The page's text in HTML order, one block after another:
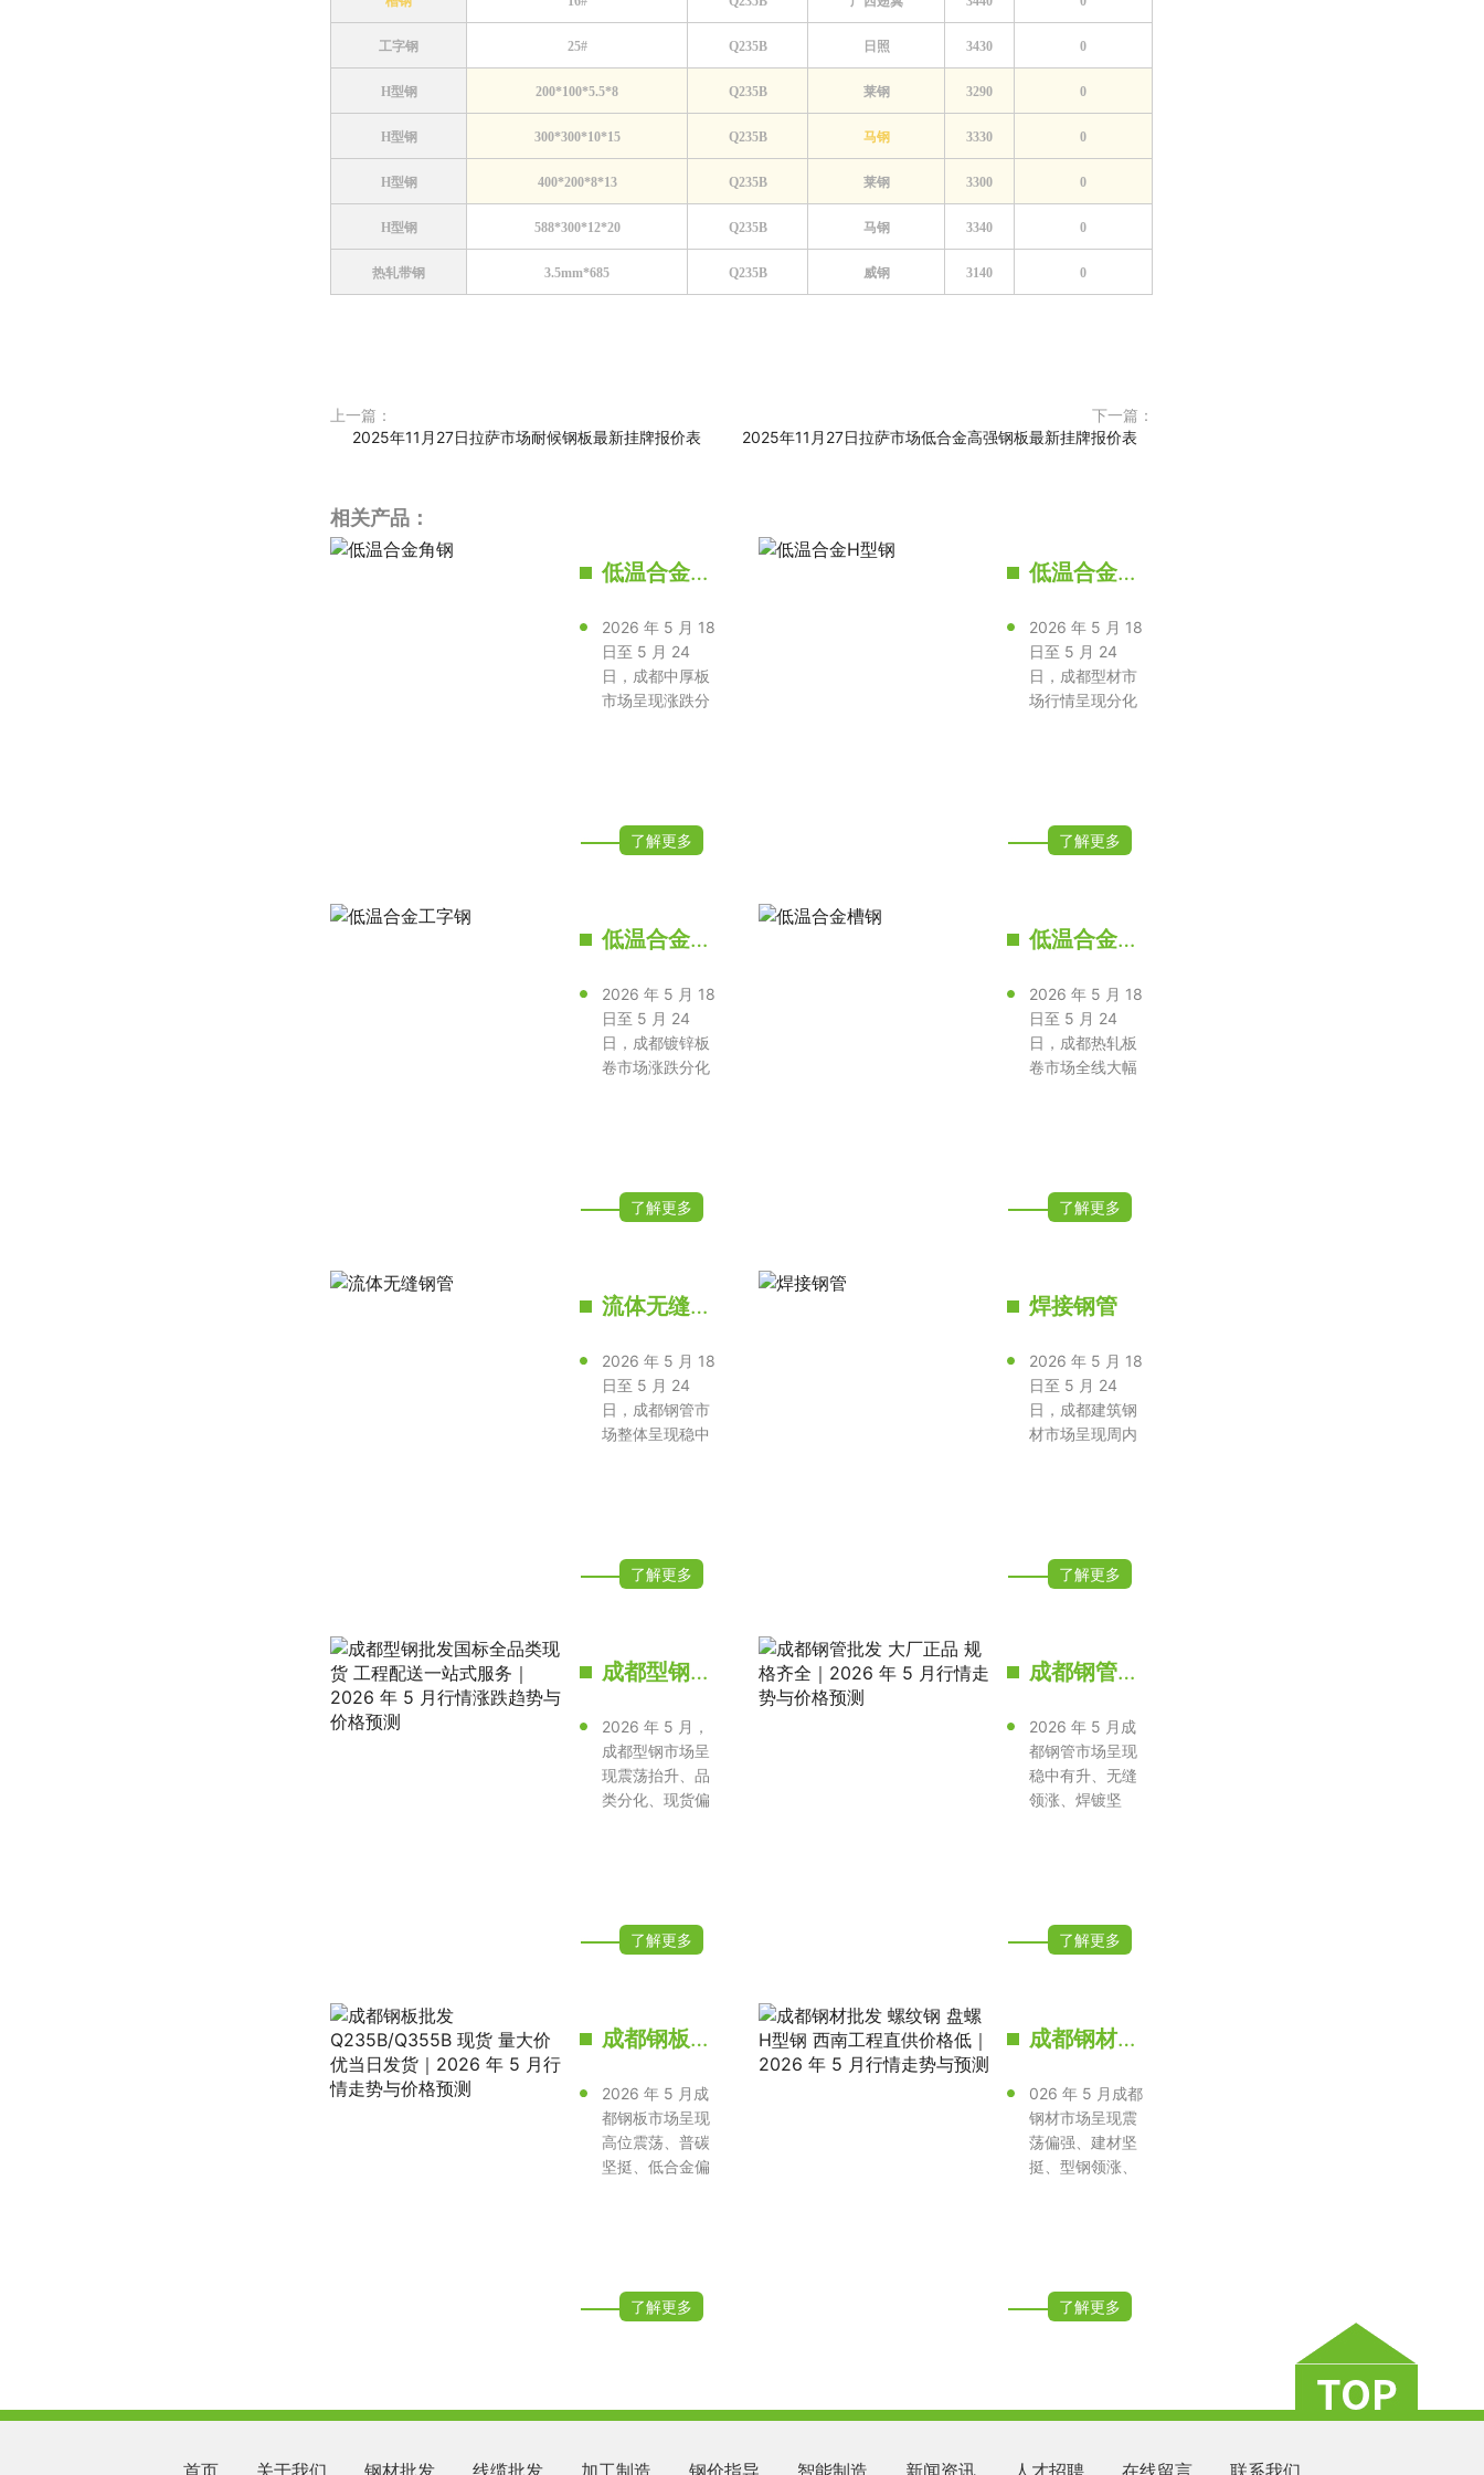
工字钢 25# Q235B 日照 3430 0
H型钢 200*100*5.5*8 Q235B 莱钢 3290 0
H型钢 300*300*10*15 Q235B 马钢 3330 0
H型钢 400*200*8*13 Q235B 莱钢 3300 0
H型钢 588*300*12*20 Q235B 马钢 3340 0
热轧带钢 3.5mm*685 Q235B 威钢 3140 0
上一篇：
2025年11月27日拉萨市场耐候钢板最新挂牌报价表
下一篇：
2025年11月27日拉萨市场低合金高强钢板最新挂牌报价表
相关产品：
低温合金角钢
2026 年 5 月 18
日至 5 月 24
日，成都中厚板
市场呈现涨跌分
了解更多
低温合金H型钢
2026 年 5 月 18
日至 5 月 24
日，成都型材市
场行情呈现分化
了解更多
低温合金工字钢
2026 年 5 月 18
日至 5 月 24
日，成都镀锌板
卷市场涨跌分化
了解更多
低温合金槽钢
2026 年 5 月 18
日至 5 月 24
日，成都热轧板
卷市场全线大幅
了解更多
流体无缝钢管
2026 年 5 月 18
日至 5 月 24
日，成都钢管市
场整体呈现稳中
了解更多
焊接钢管
2026 年 5 月 18
日至 5 月 24
日，成都建筑钢
材市场呈现周内
了解更多
成都型钢批发国标全品类现货 工程配送一站式服务｜2026 年 5 月行情涨跌趋势与价格预测
2026 年 5 月，
成都型钢市场呈
现震荡抬升、品
类分化、现货偏
了解更多
成都钢管批发 大厂正品 规格齐全｜2026 年 5 月行情走势与价格预测
2026 年 5 月成
都钢管市场呈现
稳中有升、无缝
领涨、焊镀坚
了解更多
成都钢板批发 Q235B/Q355B 现货 量大价优当日发货｜2026 年 5 月行情走势与价格预测
2026 年 5 月成
都钢板市场呈现
高位震荡、普碳
坚挺、低合金偏
了解更多
成都钢材批发 螺纹钢 盘螺 H型钢 西南工程直供价格低｜2026 年 5 月行情走势与预测
026 年 5 月成都
钢材市场呈现震
荡偏强、建材坚
挺、型钢领涨、
了解更多